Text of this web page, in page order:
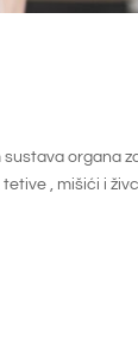
organa
, mišići i